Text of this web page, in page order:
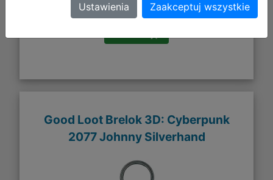
Good Loot Brelok 3D: Cyberpunk
2077 Johnny Silverhand
Ustawienia Zaakceptuj wszystkie